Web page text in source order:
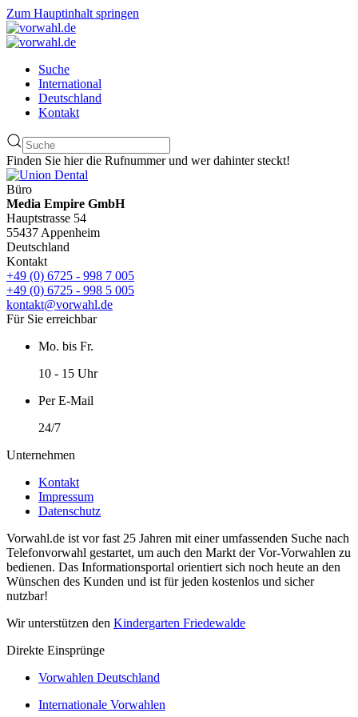
Zum Hauptinhalt springen
Suche
International
Deutschland
Kontakt
Finden Sie hier die Rufnummer und wer dahinter steckt!
Büro
Media Empire GmbH
Hauptstrasse 54
55437 Appenheim
Deutschland
Kontakt
+49 (0) 6725 - 998 7 005
+49 (0) 6725 - 998 5 005
kontakt@vorwahl.de
Für Sie erreichbar
Mo. bis Fr.
10 - 15 Uhr
Per E-Mail
24/7
Unternehmen
Kontakt
Impressum
Datenschutz
Vorwahl.de ist vor fast 25 Jahren mit einer umfassenden Suche nach
Telefonvorwahl gestartet, um auch den Markt der Vor-Vorwahlen zu
bedienen. Das Informationsportal orientiert sich noch heute an den
Wünschen des Kunden und ist für jeden kostenlos und sicher
nutzbar!
Wir unterstützen den Kindergarten Friedewalde
Direkte Einsprünge
Vorwahlen Deutschland
Internationale Vorwahlen